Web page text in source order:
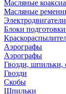
Масляные
Масляные
Электродвигатели
Блоки подготовки
Аэрографы
Аэрографы
Гвозди, шпильки,
Гвозди
Скобы
Шпильки